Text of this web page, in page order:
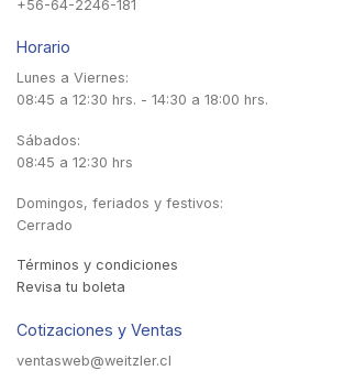
+56-64-2246-181
Horario
Lunes a Viernes:
08:45 a 12:30 hrs. - 14:30 a 18:00 hrs.
Sábados:
08:45 a 12:30 hrs
Domingos, feriados y festivos:
Cerrado
Términos y condiciones
Revisa tu boleta
Cotizaciones y Ventas
ventasweb@weitzler.cl